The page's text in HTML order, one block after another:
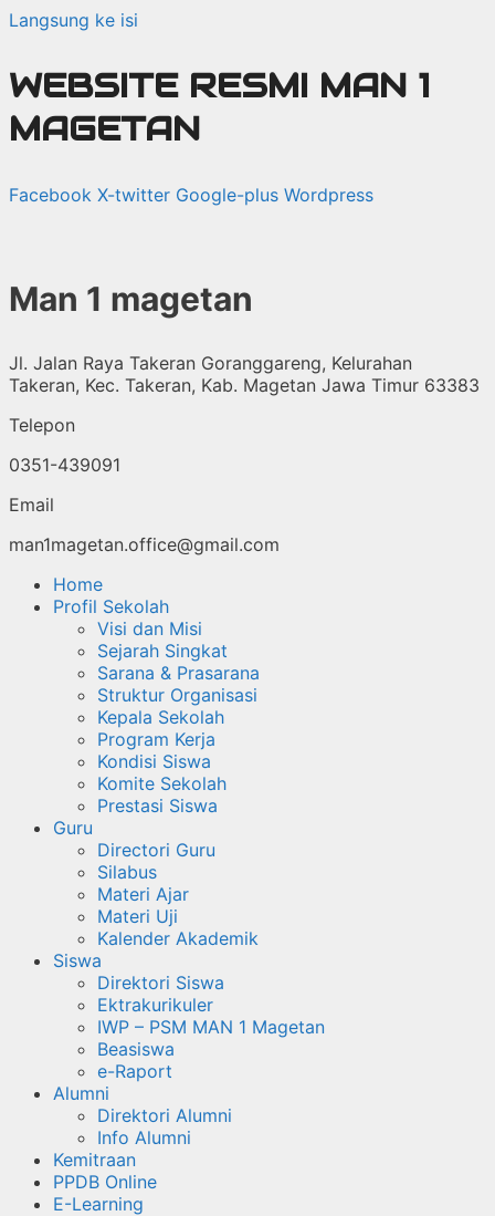
Langsung ke isi
WEBSITE RESMI MAN 1
MAGETAN
Facebook X-twitter Google-plus Wordpress
Man 1 magetan
Jl. Jalan Raya Takeran Goranggareng, Kelurahan
Takeran, Kec. Takeran, Kab. Magetan Jawa Timur 63383
Telepon
0351-439091
Email
man1magetan.office@gmail.com
Home
Profil Sekolah
Visi dan Misi
Sejarah Singkat
Sarana & Prasarana
Struktur Organisasi
Kepala Sekolah
Program Kerja
Kondisi Siswa
Komite Sekolah
Prestasi Siswa
Guru
Directori Guru
Silabus
Materi Ajar
Materi Uji
Kalender Akademik
Siswa
Direktori Siswa
Ektrakurikuler
IWP – PSM MAN 1 Magetan
Beasiswa
e-Raport
Alumni
Direktori Alumni
Info Alumni
Kemitraan
PPDB Online
E-Learning